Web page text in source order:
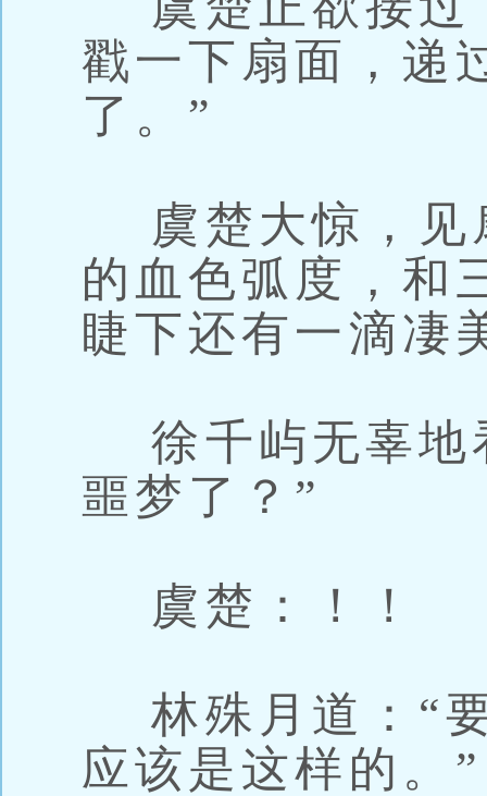
戳一下扇面，递
了。”
虞楚大惊，见
的血色弧度，和
睫下还有一滴凄
徐千屿无辜地
噩梦了？”
虞楚：！！
林殊月道：“
应该是这样的。”